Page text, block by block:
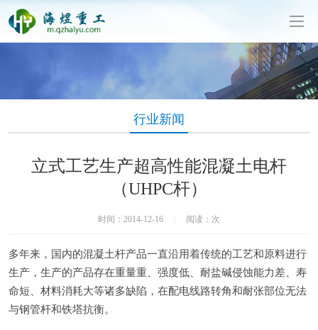
行业新闻
立式工艺生产超高性能混凝土电杆
（UHPC杆）
时间：2014-12-16 阅读： 次
多年来，国内的混凝土杆产品一直沿用着传统的工艺和原料进行
生产，生产的产品存在重量重、强度低、耐盐碱侵蚀能力差、寿
命短、材料消耗大等诸多缺陷，在配电线路转角和耐张部位无法
与钢管杆和铁塔抗衡。